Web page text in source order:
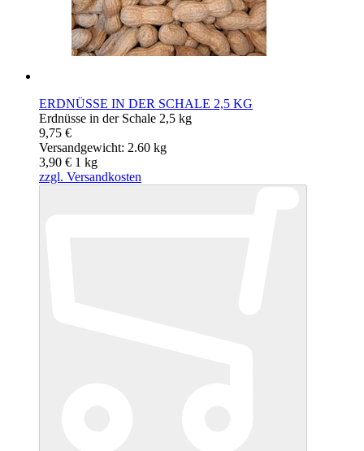
ERDNÜSSE IN DER SCHALE 2,5 KG
Erdnüsse in der Schale 2,5 kg
9,75 €
Versandgewicht: 2.60 kg
3,90 € 1 kg
zzgl. Versandkosten